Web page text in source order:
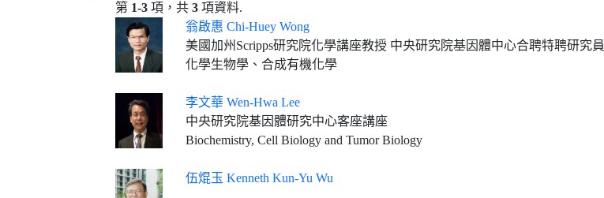
第 1-3 項，共 3 項資料.
翁啟惠 Chi-Huey Wong
美國加州Scripps研究院化學講座教授 中央研究院基因體中心合聘特聘研究員
化學生物學、合成有機化學
李文華 Wen-Hwa Lee
中央研究院基因體研究中心客座講座
Biochemistry, Cell Biology and Tumor Biology
伍焜玉 Kenneth Kun-Yu Wu